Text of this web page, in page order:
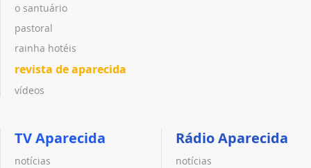
o santuário
pastoral
rainha hotéis
revista de aparecida
vídeos
TV Aparecida
notícias
Rádio Aparecida
notícias